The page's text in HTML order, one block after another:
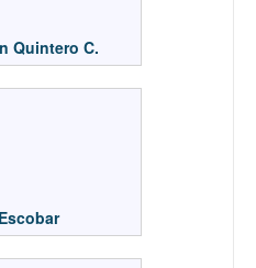
Quintero C.